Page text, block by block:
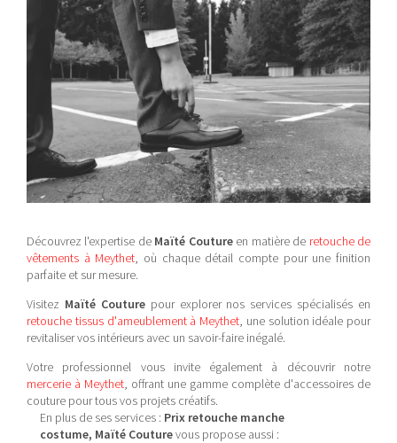
Découvrez l'expertise de Maïté Coutureen matière de retouche de
vêtements à Meythet, où chaque détail compte pour une finition
parfaite et sur mesure.
Visitez Maïté Couturepour explorer nos services spécialisés en
retouche tissus d'ameublement à Meythet, une solution idéale pour
revitaliser vos intérieurs avec un savoir-faire inégalé.
Votre professionnel vous invite également à découvrir notre
mercerie à Meythet, offrant une gamme complète d'accessoires de
couture pour tous vos projets créatifs.
En plus de ses services : Prix retouche manche
costume, Maïté Couturevous propose aussi :